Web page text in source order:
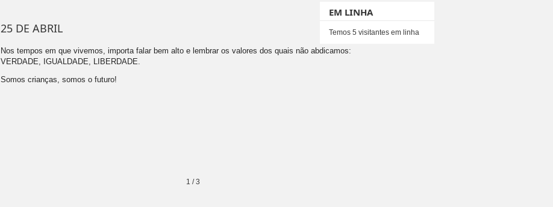
25 DE ABRIL
Nos tempos em que vivemos, importa falar bem alto e lembrar os valores dos quais não abdicamos:
VERDADE, IGUALDADE, LIBERDADE.
Somos crianças, somos o futuro!
1 /3
EM LINHA
Temos 5 visitantes em linha